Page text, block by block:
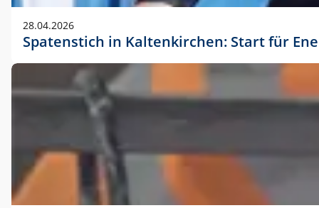
28.04.2026
Spatenstich in Kaltenkirchen: Start für